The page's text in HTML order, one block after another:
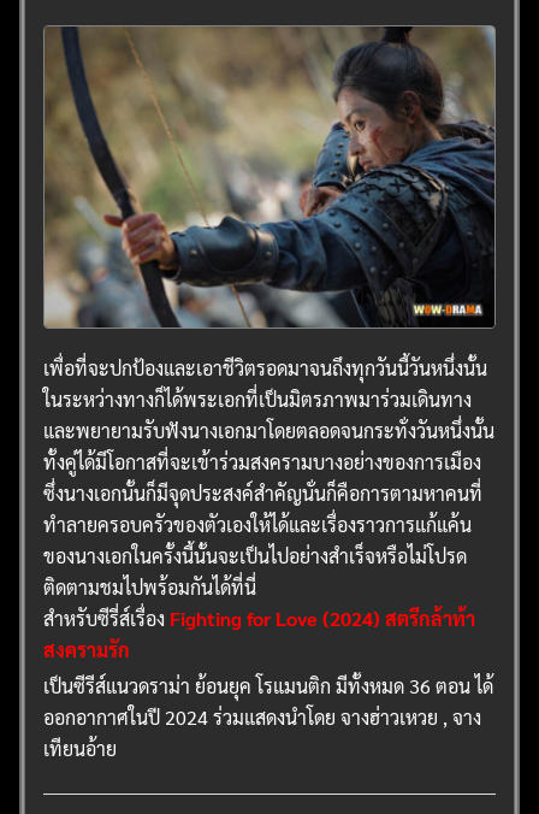
เพื่อที่จะปกป้องและเอาชีวิตรอดมาจนถึงทุกวันนี้วันหนึ่งนั้น
ในระหว่างทางก็ได้พระเอกที่เป็นมิตรภาพมาร่วมเดินทาง
และพยายามรับฟังนางเอกมาโดยตลอดจนกระทั่งวันหนึ่งนั้น
ทั้งคู่ได้มีโอกาสที่จะเข้าร่วมสงครามบางอย่างของการเมือง
ซึ่งนางเอกนั้นก็มีจุดประสงค์สำคัญนั่นก็คือการตามหาคนที่
ทำลายครอบครัวของตัวเองให้ได้และเรื่องราวการแก้แค้น
ของนางเอกในครั้งนี้นั้นจะเป็นไปอย่างสำเร็จหรือไม่โปรด
ติดตามชมไปพร้อมกันได้ที่นี่
สำหรับซีรี่ส์เรื่อง Fighting for Love (2024) สตรีกล้าท้า
สงครามรัก
เป็นซีรีส์แนวดราม่า ย้อนยุค โรแมนติก มีทั้งหมด 36 ตอน ได้
ออกอากาศในปี 2024 ร่วมแสดงนำโดย จางฮ่าวเหวย , จาง
เทียนอ้าย